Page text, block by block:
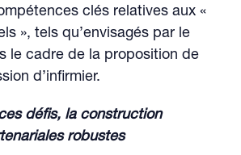
clés relatives aux «
», tels qu’envisagés par le
le cadre de la proposition de
d’infirmier.
défis, la construction
robustes